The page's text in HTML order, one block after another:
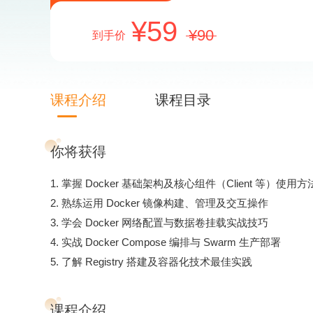
到手价 59 90
课程介绍 课程目录
你将获得
1. 掌握 Docker 基础架构及核心组件（Client 等）使用方
2. 熟练运用 Docker 镜像构建、管理及交互操作​
3. 学会 Docker 网络配置与数据卷挂载实战技巧​
4. 实战 Docker Compose 编排与 Swarm 生产部署​
5. 了解 Registry 搭建及容器化技术最佳实践